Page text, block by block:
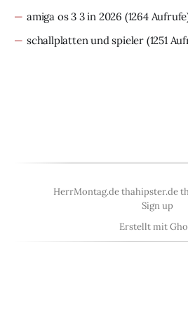
amiga os 3 3 in 2026 (1264
schallplatten und spieler (1251
HerrMontag.de thahipster.de
Sign up
Erstellt mit